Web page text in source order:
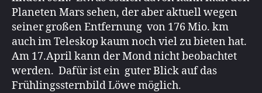
Planeten Mars sehen, der aber aktuell wegen
seiner großen Entfernung von 176 Mio. km
auch im Teleskop kaum noch viel zu bieten hat.
Am 17.April kann der Mond nicht beobachtet
werden. Dafür ist ein guter Blick auf das
Frühlingssternbild Löwe möglich.